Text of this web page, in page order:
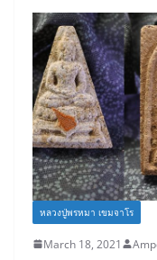
หลวงปู่พรหมา เขมจาโร
March 18, 2021